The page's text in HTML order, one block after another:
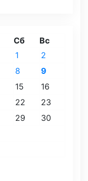
Сб Вс
1
2
8
9
15
16
22
23
29
30